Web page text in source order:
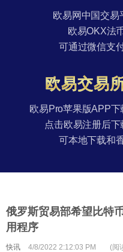
欧易网中国交易
欧易OKX法
可通过微信支
欧易交易
欧易Pro苹果版APP
点击欧易注册后下
可本地下载和
俄罗斯贸易部希望比特
用程序
快讯 4/8/2022 2:12:03 PM (阅